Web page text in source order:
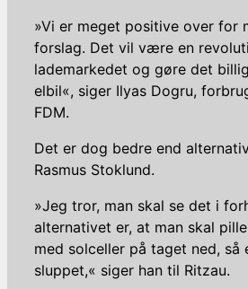
»Vi er meget positive over for
forslag. Det vil være en
lademarkedet og gøre det
elbil«, siger Ilyas Dogru,
FDM.
Det er dog bedre end
Rasmus Stoklund.
»Jeg tror, man skal se det i
alternativet er, at man skal
med solceller på taget ned, så
sluppet,« siger han til Ritzau.